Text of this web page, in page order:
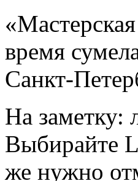
время
Санкт-
На заметку:
Выбирайте
же нужно